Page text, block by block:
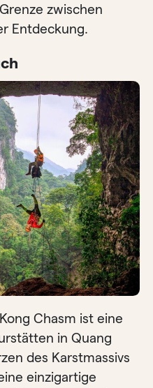
zwischen
Entdeckung.
Chasm ist eine
in Quang
des Karstmassivs
einzigartige